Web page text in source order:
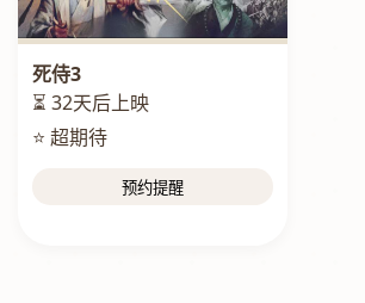
死侍3
⏳ 32天后上映
⭐ 超期待
预约提醒